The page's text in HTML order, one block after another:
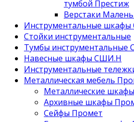
тумбой Престиж
Верстаки
Инструментальные
Стойки инструментальные
Тумбы инструментальные
Навесные шкафы СШИ.Н
Инструментальные
Металлическая мебель
Металлические
Архивные шкафы
Сейфы Промет